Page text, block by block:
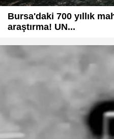
Bursa'daki 700 yıllık
araştırma! UN...